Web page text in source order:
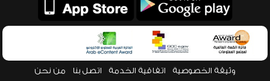
وثيقة الخصوصية اتفاقية الخدمة اتصل بنا من نحن